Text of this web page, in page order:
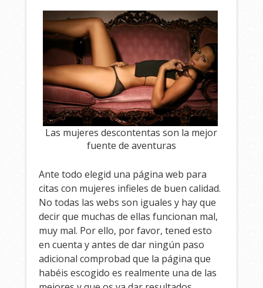
Las mujeres descontentas son la mejor
fuente de aventuras
Ante todo elegid una página web para
citas con mujeres infieles de buen calidad.
No todas las webs son iguales y hay que
decir que muchas de ellas funcionan mal,
muy mal. Por ello, por favor, tened esto
en cuenta y antes de dar ningún paso
adicional comprobad que la página que
habéis escogido es realmente una de las